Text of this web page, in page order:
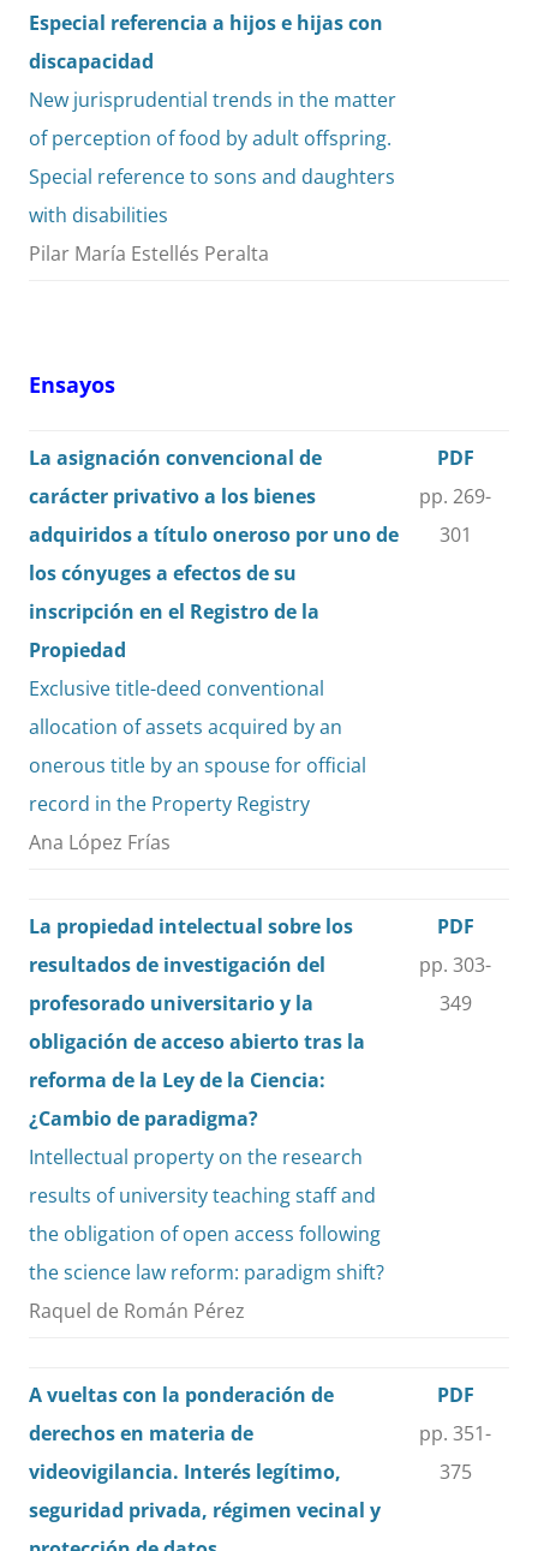
Especial referencia a hijos e hijas con
discapacidad
New jurisprudential trends in the matter
of perception of food by adult offspring.
Special reference to sons and daughters
with disabilities
Pilar María Estellés Peralta
Ensayos
La asignación convencional de
carácter privativo a los bienes
adquiridos a título oneroso por uno de
los cónyuges a efectos de su
inscripción en el Registro de la
Propiedad
Exclusive title-deed conventional
allocation of assets acquired by an
onerous title by an spouse for official
record in the Property Registry
Ana López Frías
PDF
pp. 269-
301
La propiedad intelectual sobre los
resultados de investigación del
profesorado universitario y la
obligación de acceso abierto tras la
reforma de la Ley de la Ciencia:
¿Cambio de paradigma?
Intellectual property on the research
results of university teaching staff and
the obligation of open access following
the science law reform: paradigm shift?
Raquel de Román Pérez
PDF
pp. 303-
349
A vueltas con la ponderación de
derechos en materia de
videovigilancia. Interés legítimo,
seguridad privada, régimen vecinal y
PDF
pp. 351-
375